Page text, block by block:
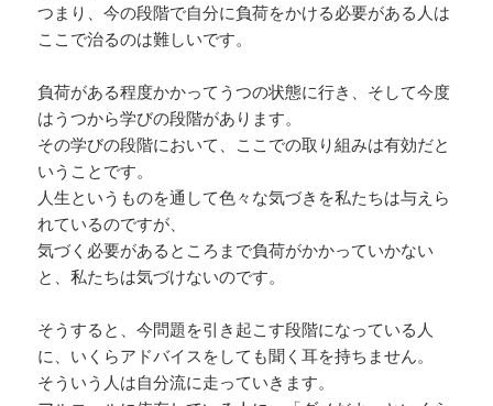
つまり、今の段階で自分に負荷をかける必要がある人は
ここで治るのは難しいです。
負荷がある程度かかってうつの状態に行き、そして今度
はうつから学びの段階があります。
その学びの段階において、ここでの取り組みは有効だと
いうことです。
人生というものを通して色々な気づきを私たちは与えら
れているのですが、
気づく必要があるところまで負荷がかかっていかない
と、私たちは気づけないのです。
そうすると、今問題を引き起こす段階になっている人
に、いくらアドバイスをしても聞く耳を持ちません。
そういう人は自分流に走っていきます。